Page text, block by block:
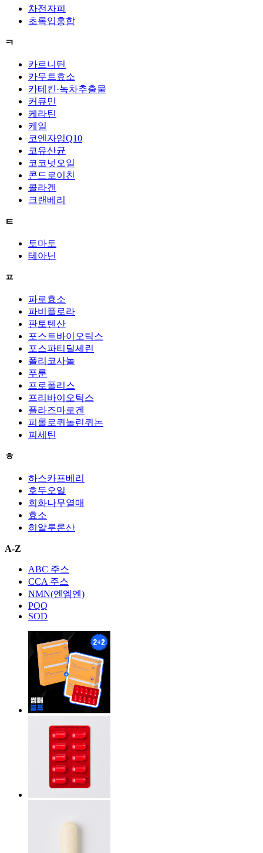
차전자피
초록입홍합
ㅋ
카르니틴
카무트효소
카테킨·녹차추출물
커큐민
케라틴
케일
코엔자임Q10
코유산균
코코넛오일
콘드로이친
콜라겐
크랜베리
ㅌ
토마토
테아닌
ㅍ
파로효소
파비플로라
판토텐산
포스트바이오틱스
포스파티딜세린
폴리코사놀
푸룬
프로폴리스
프리바이오틱스
플라즈마로겐
피롤로퀴놀린퀴논
피세틴
ㅎ
하스카프베리
호두오일
회화나무열매
효소
히알루론산
A-Z
ABC 주스
CCA 주스
NMN(엔엠엔)
PQQ
SOD